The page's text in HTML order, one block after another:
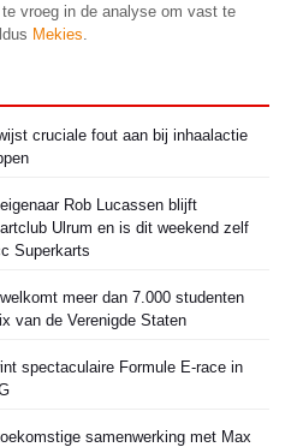
vroeg in de analyse om vast te
Mekies
cruciale fout aan bij inhaalactie
Rob Lucassen blijft
Ulrum en is dit weekend zelf
Superkarts
meer dan 7.000 studenten
van de Verenigde Staten
spectaculaire Formule E-race in
samenwerking met Max